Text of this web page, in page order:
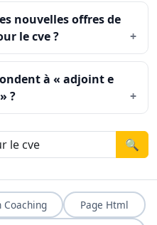
nouvelles offres de
le cve ?
à « adjoint e
?
🔍
Coaching
Page Html